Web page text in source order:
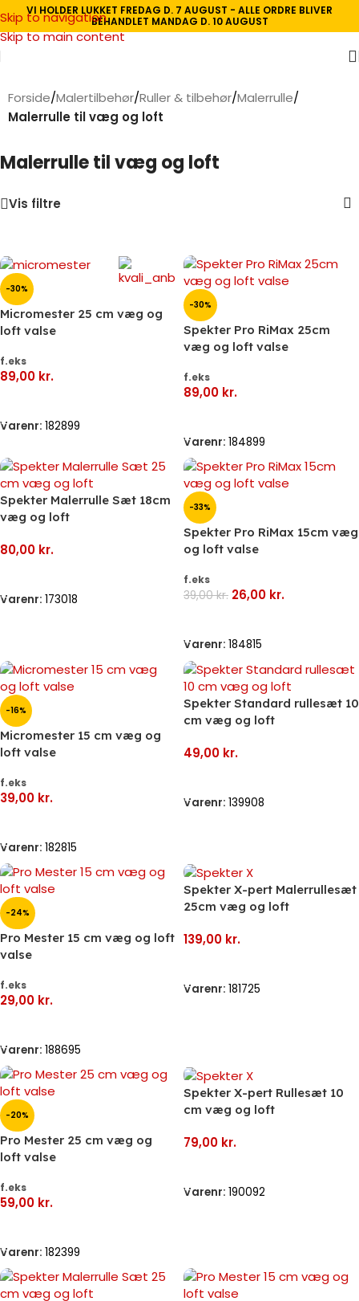
Skip to navigation
Skip to main content
VI HOLDER LUKKET FREDAG D. 7 AUGUST - ALLE ORDRE BLIVER
BEHANDLET MANDAG D. 10 AUGUST
Forside/Malertilbehør/Ruller & tilbehør/Malerrulle/
Malerrulle til væg og loft
Malerrulle til væg og loft
Vis filtre
-30%
Micromester 25 cm væg og
loft valse
f.eks
89,00 kr.
Varenr: 182899
-30%
Spekter Pro RiMax 25cm
væg og loft valse
f.eks
89,00 kr.
Varenr: 184899
Spekter Malerrulle Sæt 18cm
væg og loft
80,00 kr.
Varenr: 173018
-33%
Spekter Pro RiMax 15cm væg
og loft valse
f.eks
39,00kr. 26,00 kr.
Varenr: 184815
-16%
Micromester 15 cm væg og
loft valse
f.eks
39,00 kr.
Varenr: 182815
Spekter Standard rullesæt 10
cm væg og loft
49,00 kr.
Varenr: 139908
-24%
Pro Mester 15 cm væg og loft
valse
f.eks
29,00 kr.
Varenr: 188695
Spekter X-pert Malerrullesæt
25cm væg og loft
139,00 kr.
Varenr: 181725
-20%
Pro Mester 25 cm væg og
loft valse
f.eks
59,00 kr.
Varenr: 182399
Spekter X-pert Rullesæt 10
cm væg og loft
79,00 kr.
Varenr: 190092